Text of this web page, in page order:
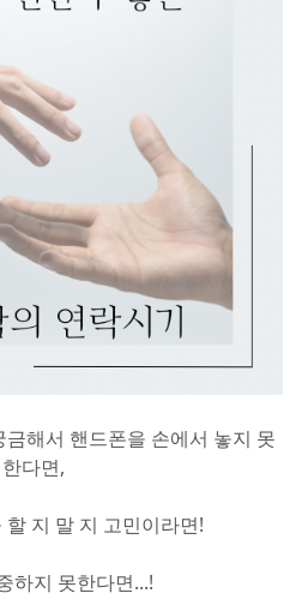
해서 핸드폰을 손에서 놓지 못
한다면,
지 말 지 고민이라면!
하지 못한다면...!